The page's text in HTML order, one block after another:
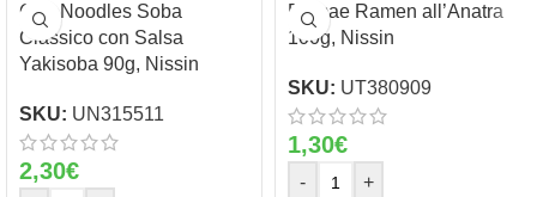
Cup Noodles Soba
Classico con Salsa
Yakisoba 90g, Nissin
SKU: UN315511
2,30€
Demae Ramen all’Anatra
100g, Nissin
SKU: UT380909
1,30€
- +